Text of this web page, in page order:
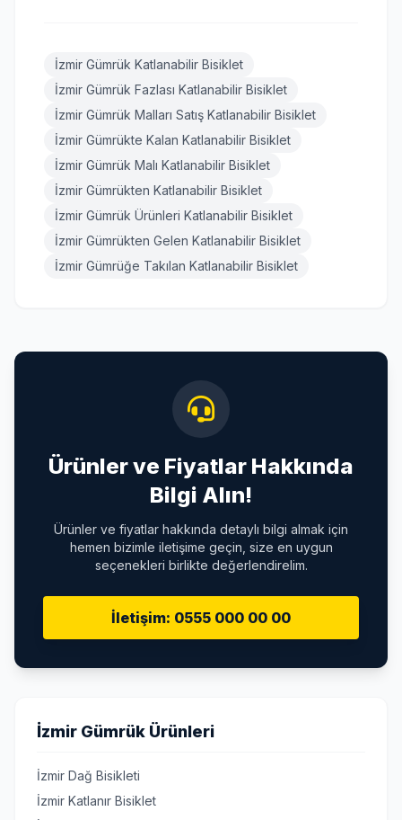
İzmir Gümrük Katlanabilir Bisiklet
İzmir Gümrük Fazlası Katlanabilir Bisiklet
İzmir Gümrük Malları Satış Katlanabilir Bisiklet
İzmir Gümrükte Kalan Katlanabilir Bisiklet
İzmir Gümrük Malı Katlanabilir Bisiklet
İzmir Gümrükten Katlanabilir Bisiklet
İzmir Gümrük Ürünleri Katlanabilir Bisiklet
İzmir Gümrükten Gelen Katlanabilir Bisiklet
İzmir Gümrüğe Takılan Katlanabilir Bisiklet
Ürünler ve Fiyatlar Hakkında
Bilgi Alın!
Ürünler ve fiyatlar hakkında detaylı bilgi almak için
hemen bizimle iletişime geçin, size en uygun
seçenekleri birlikte değerlendirelim.
İletişim: 0555 000 00 00
İzmir Gümrük Ürünleri
İzmir Dağ Bisikleti
İzmir Katlanır Bisiklet